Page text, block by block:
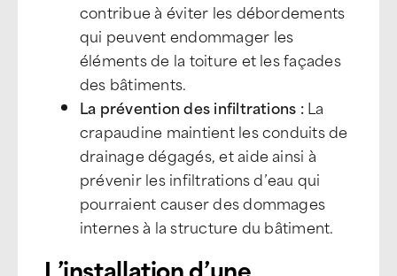
contribue à éviter les débordements
qui peuvent endommager les
éléments de la toiture et les façades
des bâtiments.
La prévention des infiltrations :La
crapaudine maintient les conduits de
drainage dégagés, et aide ainsi à
prévenir les infiltrations d’eau qui
pourraient causer des dommages
internes à la structure du bâtiment.